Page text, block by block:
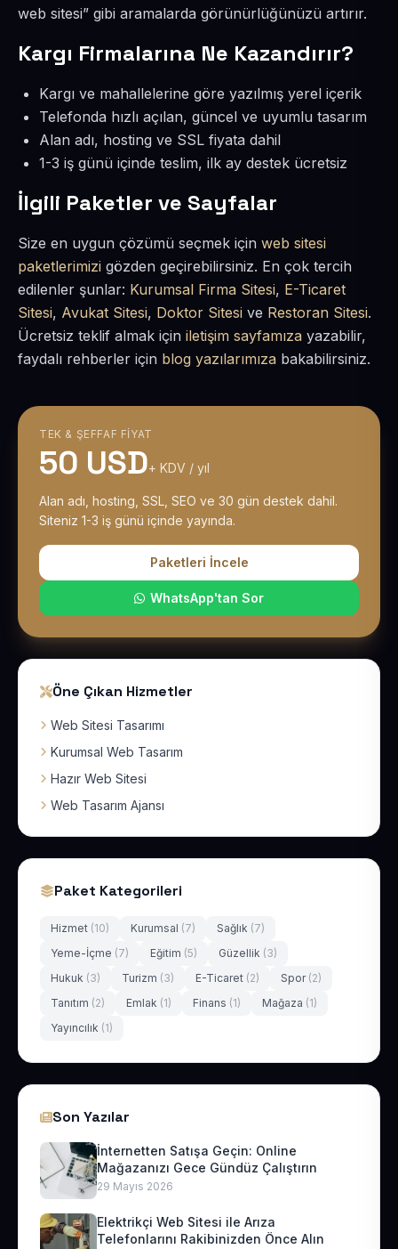
web sitesi” gibi aramalarda görünürlüğünüzü artırır.
Kargı Firmalarına Ne Kazandırır?
Kargı ve mahallelerine göre yazılmış yerel içerik
Telefonda hızlı açılan, güncel ve uyumlu tasarım
Alan adı, hosting ve SSL fiyata dahil
1-3 iş günü içinde teslim, ilk ay destek ücretsiz
İlgili Paketler ve Sayfalar
Size en uygun çözümü seçmek için web sitesi
paketlerimizi gözden geçirebilirsiniz. En çok tercih
edilenler şunlar: Kurumsal Firma Sitesi, E-Ticaret
Sitesi, Avukat Sitesi, Doktor Sitesi ve Restoran Sitesi.
Ücretsiz teklif almak için iletişim sayfamıza yazabilir,
faydalı rehberler için blog yazılarımıza bakabilirsiniz.
TEK & ŞEFFAF FIYAT
50 USD+ KDV / yıl
Alan adı, hosting, SSL, SEO ve 30 gün destek dahil.
Siteniz 1-3 iş günü içinde yayında.
Paketleri İncele
WhatsApp'tan Sor
Öne Çıkan Hizmetler
Web Sitesi Tasarımı
Kurumsal Web Tasarım
Hazır Web Sitesi
Web Tasarım Ajansı
Paket Kategorileri
Hizmet (10) Kurumsal (7) Sağlık (7)
Yeme-İçme (7) Eğitim (5) Güzellik (3)
Hukuk (3) Turizm (3) E-Ticaret (2) Spor (2)
Tanıtım (2) Emlak (1) Finans (1) Mağaza (1)
Yayıncılık (1)
Son Yazılar
İnternetten Satışa Geçin: Online
Mağazanızı Gece Gündüz Çalıştırın
29 Mayıs 2026
Elektrikçi Web Sitesi ile Arıza
Telefonlarını Rakibinizden Önce Alın